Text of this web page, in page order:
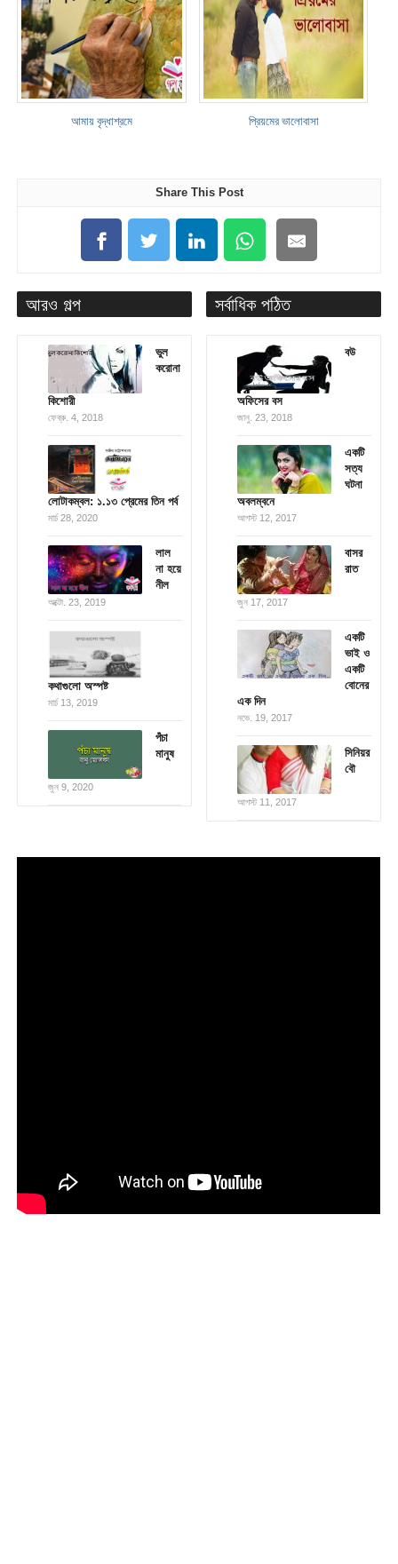
আমায় বৃদ্ধাশ্রমে প্রিয়মের ভালোবাসা
Share This Post
আরও গল্প
ভুল
করোনা
কিশোরী
ফেব্রু. 4, 2018
লোটাকম্বল: ১.১৩ প্রেমের তিন পর্ব
মার্চ 28, 2020
লাল
না হয়ে
নীল
অক্টো. 23, 2019
কথাগুলো অস্পষ্ট
মার্চ 13, 2019
পঁচা
মানুষ
জুন 9, 2020
সর্বাধিক পঠিত
বউ
অফিসের বস
জানু. 23, 2018
একটি
সত্য
ঘটনা
অবলম্বনে
আগস্ট 12, 2017
বাসর
রাত
জুন 17, 2017
একটি
ভাই ও
একটি
বোনের
এক দিন
নভে. 19, 2017
সিনিয়র
বৌ
আগস্ট 11, 2017